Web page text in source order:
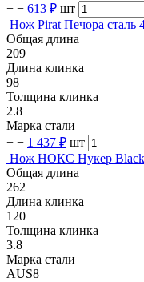
+ − 613 ₽ шт
Нож Pirat Печора сталь
Общая длина
209
Длина клинка
98
Толщина клинка
2.8
Марка стали
+ − 1 437 ₽ шт
Нож НОКС Нукер Black
Общая длина
262
Длина клинка
120
Толщина клинка
3.8
Марка стали
AUS8